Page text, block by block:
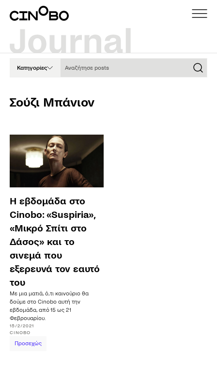
Κατηγορίες
Σούζι Μπάνιον
Η εβδομάδα στο
Cinobo: «Suspiria»,
«Μικρό Σπίτι στο
Δάσος» και το
σινεμά που
εξερευνά τον εαυτό
του
Με μια ματιά, ό,τι καινούριο θα
δούμε στο Cinobo αυτή την
εβδομάδα, από 15 ως 21
Φεβρουαρίου.
15/2/2021
CINOBO
Προσεχώς